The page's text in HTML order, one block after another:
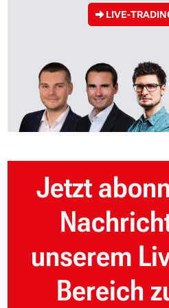
LIVE-
Jetzt
unserem
Bereich